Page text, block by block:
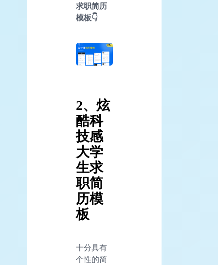
求职简历
模板👇
2、炫
酷科
技感
大学
生求
职简
历模
板
十分具有
个性的简